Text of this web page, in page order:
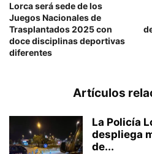
Lorca será sede de los
Juegos Nacionales de
Trasplantados 2025 con
doce disciplinas deportivas
diferentes
Artículos
La Policía
despliega
de...